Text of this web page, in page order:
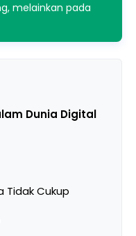
melainkan pada
Dunia Digital
Tidak Cukup